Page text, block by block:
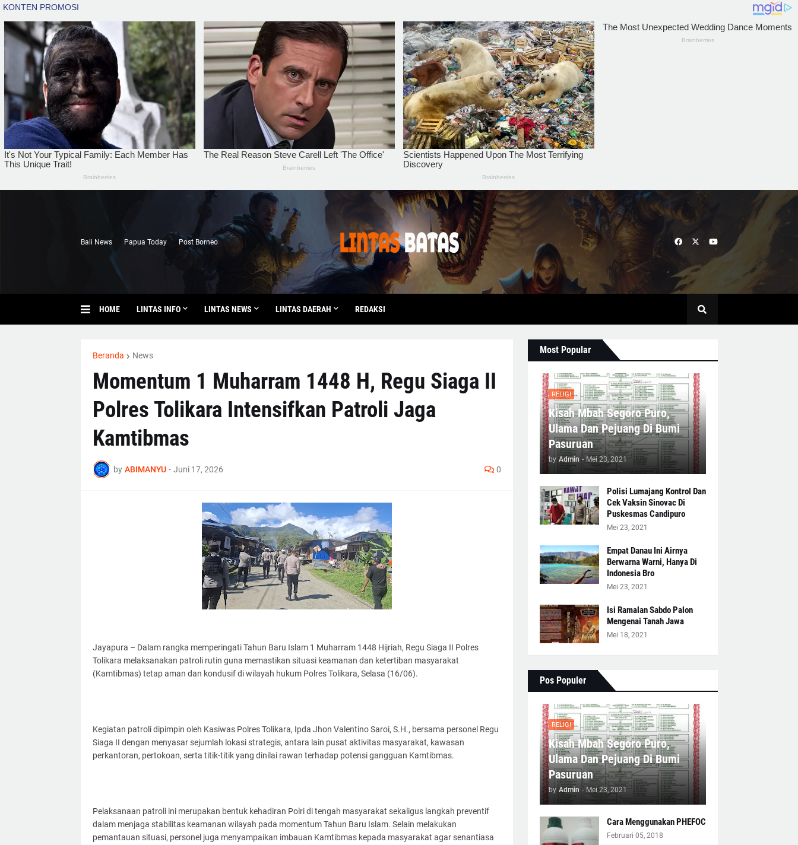
Bali News Papua Today Post Borneo
HOME LINTAS INFO LINTAS NEWS LINTAS DAERAH REDAKSI
Beranda News
Momentum 1 Muharram 1448 H, Regu Siaga II
Polres Tolikara Intensifkan Patroli Jaga
Kamtibmas
by ABIMANYU - Juni 17, 2026 0
Jayapura – Dalam rangka memperingati Tahun Baru Islam 1 Muharram 1448 Hijriah, Regu Siaga II Polres
Tolikara melaksanakan patroli rutin guna memastikan situasi keamanan dan ketertiban masyarakat
(Kamtibmas) tetap aman dan kondusif di wilayah hukum Polres Tolikara, Selasa (16/06).
Kegiatan patroli dipimpin oleh Kasiwas Polres Tolikara, Ipda Jhon Valentino Saroi, S.H., bersama personel Regu
Siaga II dengan menyasar sejumlah lokasi strategis, antara lain pusat aktivitas masyarakat, kawasan
perkantoran, pertokoan, serta titik-titik yang dinilai rawan terhadap potensi gangguan Kamtibmas.
Pelaksanaan patroli ini merupakan bentuk kehadiran Polri di tengah masyarakat sekaligus langkah preventif
dalam menjaga stabilitas keamanan wilayah pada momentum Tahun Baru Islam. Selain melakukan
pemantauan situasi, personel juga menyampaikan imbauan Kamtibmas kepada masyarakat agar senantiasa
Most Popular
RELIGI
Kisah Mbah Segoro Puro,
Ulama Dan Pejuang Di Bumi
Pasuruan
by Admin - Mei 23, 2021
Polisi Lumajang Kontrol Dan
Cek Vaksin Sinovac Di
Puskesmas Candipuro
Mei 23, 2021
Empat Danau Ini Airnya
Berwarna Warni, Hanya Di
Indonesia Bro
Mei 23, 2021
Isi Ramalan Sabdo Palon
Mengenai Tanah Jawa
Mei 18, 2021
Pos Populer
RELIGI
Kisah Mbah Segoro Puro,
Ulama Dan Pejuang Di Bumi
Pasuruan
by Admin - Mei 23, 2021
Cara Menggunakan PHEFOC
Februari 05, 2018